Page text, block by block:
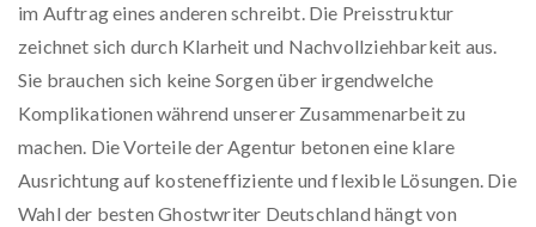
im Auftrag eines anderen schreibt. Die Preisstruktur
zeichnet sich durch Klarheit und Nachvollziehbarkeit aus.
Sie brauchen sich keine Sorgen über irgendwelche
Komplikationen während unserer Zusammenarbeit zu
machen. Die Vorteile der Agentur betonen eine klare
Ausrichtung auf kosteneffiziente und flexible Lösungen. Die
Wahl der besten Ghostwriter Deutschland hängt von